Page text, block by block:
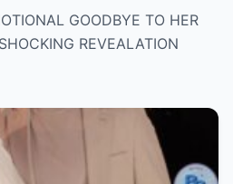
LEAVES FANS
GOODBYE TO HER
REVEALATION